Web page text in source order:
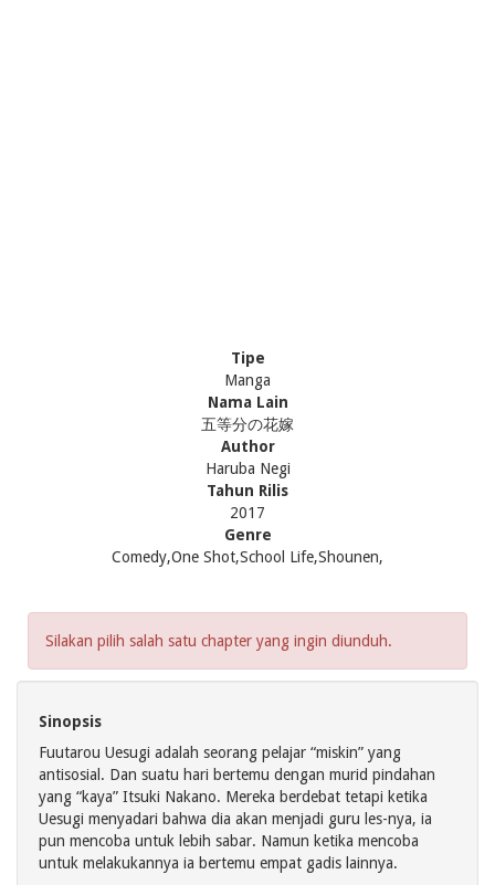
Tipe
Manga
Nama Lain
五等分の花嫁
Author
Haruba Negi
Tahun Rilis
2017
Genre
Comedy,One Shot,School Life,Shounen,
Silakan pilih salah satu chapter yang ingin diunduh.
Sinopsis
Fuutarou Uesugi adalah seorang pelajar “miskin” yang
antisosial. Dan suatu hari bertemu dengan murid pindahan
yang “kaya” Itsuki Nakano. Mereka berdebat tetapi ketika
Uesugi menyadari bahwa dia akan menjadi guru les-nya, ia
pun mencoba untuk lebih sabar. Namun ketika mencoba
untuk melakukannya ia bertemu empat gadis lainnya.